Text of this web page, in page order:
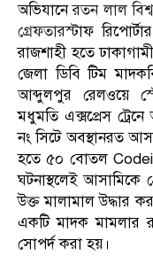
অভিযানেরতন লাল
গ্রেফতারস্টাফ
রাজশাহী হতে
জেলা ডিবি টিম
আব্দুলপুর রেলওয়ে
মধুমতি এক্সপ্রেস
নং সিটে অবস্থানরত
হতে ৫০ বোতল
ঘটনাস্থলেই আসামিকে
উক্ত মালামাল উদ্ধার
একটি মাদক
সোপর্দ করা হয়।